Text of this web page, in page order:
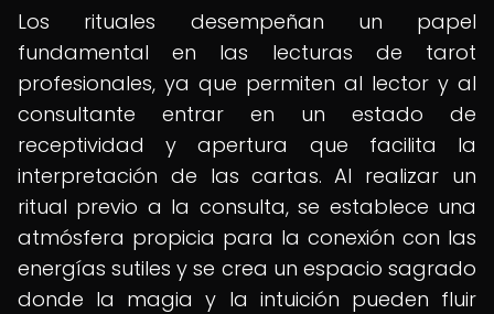
Los rituales desempeñan un papel
fundamental en las lecturas de tarot
profesionales, ya que permiten al lector y al
consultante entrar en un estado de
receptividad y apertura que facilita la
interpretación de las cartas. Al realizar un
ritual previo a la consulta, se establece una
atmósfera propicia para la conexión con las
energías sutiles y se crea un espacio sagrado
donde la magia y la intuición pueden fluir